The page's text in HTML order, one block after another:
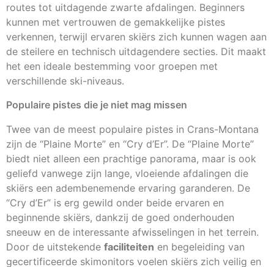
routes tot uitdagende zwarte afdalingen. Beginners
kunnen met vertrouwen de gemakkelijke pistes
verkennen, terwijl ervaren skiërs zich kunnen wagen aan
de steilere en technisch uitdagendere secties. Dit maakt
het een ideale bestemming voor groepen met
verschillende ski-niveaus.
Populaire pistes die je niet mag missen
Twee van de meest populaire pistes in Crans-Montana
zijn de “Plaine Morte” en “Cry d’Er”. De “Plaine Morte”
biedt niet alleen een prachtige panorama, maar is ook
geliefd vanwege zijn lange, vloeiende afdalingen die
skiërs een adembenemende ervaring garanderen. De
“Cry d’Er” is erg gewild onder beide ervaren en
beginnende skiërs, dankzij de goed onderhouden
sneeuw en de interessante afwisselingen in het terrein.
Door de uitstekende faciliteiten en begeleiding van
gecertificeerde skimonitors voelen skiërs zich veilig en